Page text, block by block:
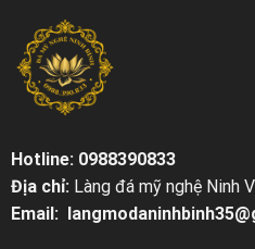
Hotline: 0988390833
Địa chỉ:Làng đá mỹ nghệ Ninh
Email: